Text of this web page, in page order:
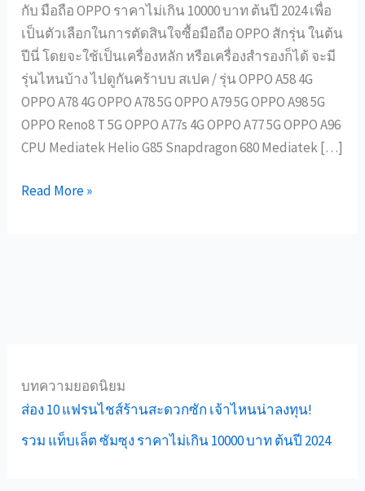
กับ มือถือ OPPO ราคาไม่เกิน 10000 บาท ต้นปี 2024 เพื่อ
เป็นตัวเลือกในการตัดสินใจซื้อมือถือ OPPO สักรุ่น ในต้น
ปีนี่ โดยจะใช้เป็นเครื่องหลัก หรือเครื่องสำรองก็ได้ จะมี
รุ่นไหนบ้าง ไปดูกันคร้าบบ สเปค / รุ่น OPPO A58 4G
OPPO A78 4G OPPO A78 5G OPPO A79 5G OPPO A98 5G
OPPO Reno8 T 5G OPPO A77s 4G OPPO A77 5G OPPO A96
CPU Mediatek Helio G85 Snapdragon 680 Mediatek […]
Read More »
บทความยอดนิยม
ส่อง 10 แฟรนไชส์ร้านสะดวกซัก เจ้าไหนน่าลงทุน!
รวม แท็บเล็ต ซัมซุง ราคาไม่เกิน 10000 บาท ต้นปี 2024